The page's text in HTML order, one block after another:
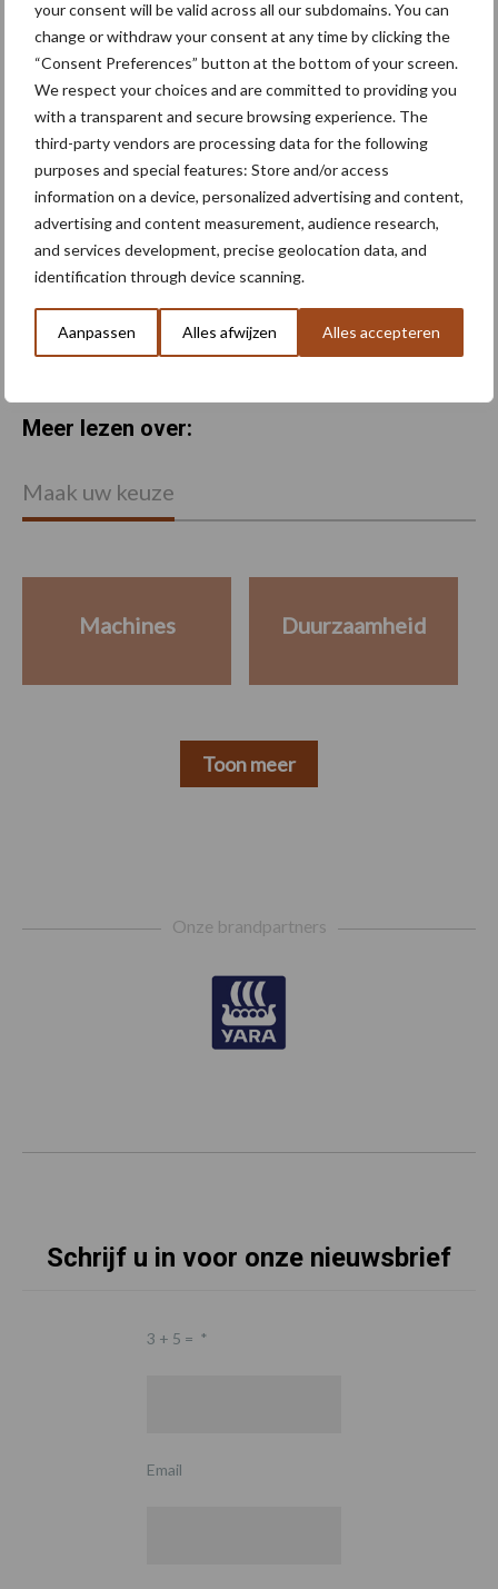
your consent will be valid across all our subdomains. You can
change or withdraw your consent at any time by clicking the
“Consent Preferences” button at the bottom of your screen.
We respect your choices and are committed to providing you
with a transparent and secure browsing experience. The
third-party vendors are processing data for the following
purposes and special features: Store and/or access
information on a device, personalized advertising and content,
advertising and content measurement, audience research,
and services development, precise geolocation data, and
identification through device scanning.
Aanpassen Alles afwijzen Alles accepteren
meer knollen
Van onze partner Yara
Zijn bladmeststoffen een
goed alternatief voor dure
kunstmest?
Van onze partner Yara
Hoge prijzen en droogte:
de bemesting?
Meer lezen over:
Maak uw keuze
Machines Duurzaamheid
Toon meer
Onze brandpartners
Schrijf u in voor onze nieuwsbrief
3 + 5 = *
Email